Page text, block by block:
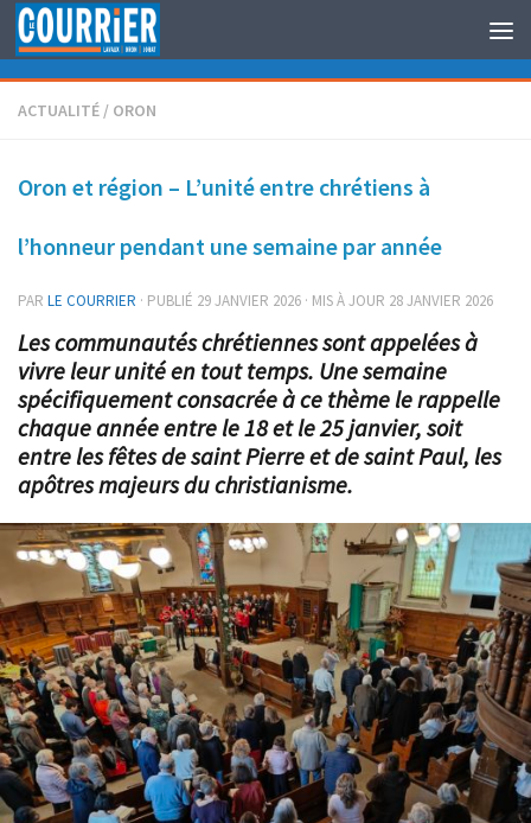
Au dessous du contenu
ACTUALITÉ / ORON
Oron et région – L’unité entre chrétiens à
l’honneur pendant une semaine par année
PAR LE COURRIER · PUBLIÉ 29 JANVIER 2026 · MIS À JOUR 28 JANVIER 2026
Les communautés chrétiennes sont appelées à
vivre leur unité en tout temps. Une semaine
spécifiquement consacrée à ce thème le rappelle
chaque année entre le 18 et le 25 janvier, soit
entre les fêtes de saint Pierre et de saint Paul, les
apôtres majeurs du christianisme.